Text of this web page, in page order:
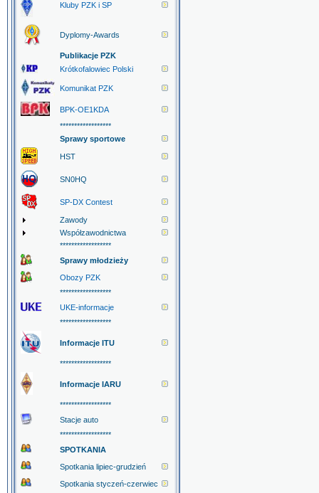
Kluby PZK i SP
Dyplomy-Awards
Publikacje PZK
Krótkofalowiec Polski
Komunikat PZK
BPK-OE1KDA
******************
Sprawy sportowe
HST
SN0HQ
SP-DX Contest
Zawody
Współzawodnictwa
******************
Sprawy młodzieży
Obozy PZK
******************
UKE-informacje
******************
Informacje ITU
******************
Informacje IARU
******************
Stacje auto
******************
SPOTKANIA
Spotkania lipiec-grudzień
Spotkania styczeń-czerwiec